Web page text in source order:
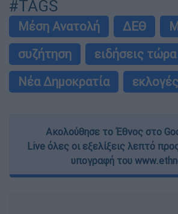
#TAGS
Μέση Ανατολή ΔΕΘ
συζήτηση
ειδήσεις τώρα
Νέα Δημοκρατία
εκλογές
Ακολούθησε το Έθνος στο
Live όλες οι εξελίξεις λεπτό
υπογραφή του